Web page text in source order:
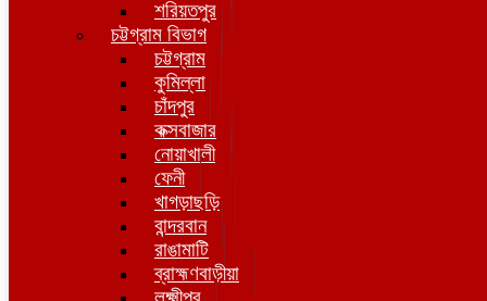
শরিয়তপুর
চট্টগ্রাম বিভাগ
চট্টগ্রাম
কুমিল্লা
চাঁদপুর
কক্সবাজার
নোয়াখালী
ফেনী
খাগড়াছড়ি
বান্দরবান
রাঙামাটি
ব্রাহ্মণবাড়ীয়া